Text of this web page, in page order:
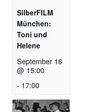
SilberFILM
München:
Toni und
Helene
September 16
@ 15:00
- 17:00